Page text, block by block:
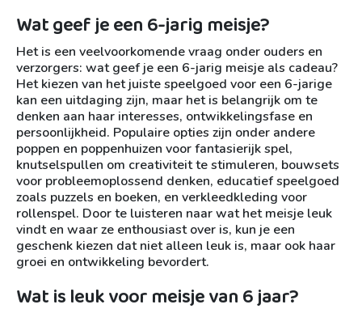
Wat geef je een 6-jarig meisje?
Het is een veelvoorkomende vraag onder ouders en
verzorgers: wat geef je een 6-jarig meisje als cadeau?
Het kiezen van het juiste speelgoed voor een 6-jarige
kan een uitdaging zijn, maar het is belangrijk om te
denken aan haar interesses, ontwikkelingsfase en
persoonlijkheid. Populaire opties zijn onder andere
poppen en poppenhuizen voor fantasierijk spel,
knutselspullen om creativiteit te stimuleren, bouwsets
voor probleemoplossend denken, educatief speelgoed
zoals puzzels en boeken, en verkleedkleding voor
rollenspel. Door te luisteren naar wat het meisje leuk
vindt en waar ze enthousiast over is, kun je een
geschenk kiezen dat niet alleen leuk is, maar ook haar
groei en ontwikkeling bevordert.
Wat is leuk voor meisje van 6 jaar?